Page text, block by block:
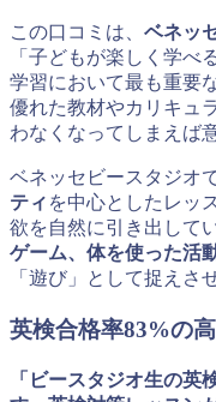
この口コミは、 ベネッ
「子どもが楽しく学べ
学習において最も重要
優れた教材やカリキュ
わなくなってしまえば
ベネッセビースタジオで
ティ を中心としたレッ
欲を自然に引き出して
ゲーム、体を使った活
「遊び」として捉えさ
英検合格率83%の
「ビースタジオ生の英